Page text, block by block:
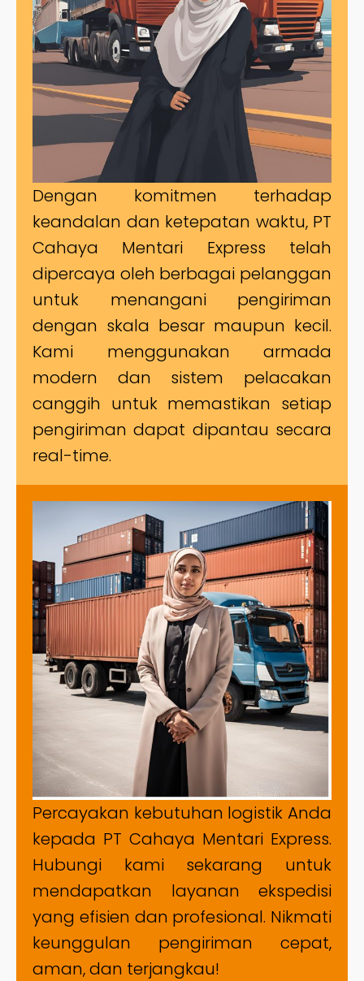
Dengan komitmen terhadap
keandalan dan ketepatan waktu, PT
Cahaya Mentari Express telah
dipercaya oleh berbagai pelanggan
untuk menangani pengiriman
dengan skala besar maupun kecil.
Kami menggunakan armada
modern dan sistem pelacakan
canggih untuk memastikan setiap
pengiriman dapat dipantau secara
real-time.
Percayakan kebutuhan logistik Anda
kepada PT Cahaya Mentari Express.
Hubungi kami sekarang untuk
mendapatkan layanan ekspedisi
yang efisien dan profesional. Nikmati
keunggulan pengiriman cepat,
aman, dan terjangkau!